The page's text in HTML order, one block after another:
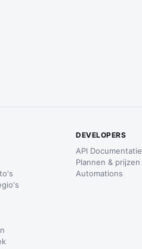
DEVELOPERS
API Documentatie
Plannen & prijzen
Automations